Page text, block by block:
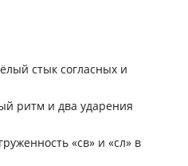
стык согласных и
ритм и два ударения
«св» и «сл» в